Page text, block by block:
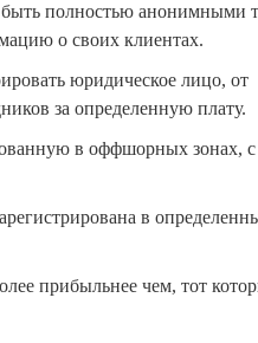
полностью анонимными
о своих клиентах.
юридическое лицо, от
за определенную плату.
в оффшорных зонах,
в
прибыльнее чем, тот